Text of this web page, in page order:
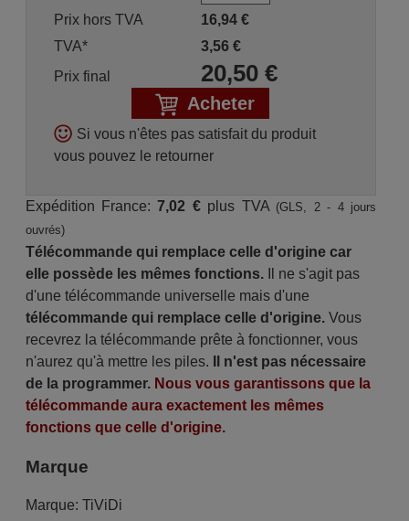
Prix hors TVA
16,94€
TVA*
3,56€
Prix final
20,50€
Acheter
Si vous n'êtes pas satisfait du produit
vous pouvez le retourner
Expédition France:7,02 €plus TVA (GLS, 2 - 4 jours
ouvrés)
Télécommande qui remplace celle d'origine car
elle possède les mêmes fonctions.Il ne s'agit pas
d'une télécommande universelle mais d'une
télécommande qui remplace celle d'origine.Vous
recevrez la télécommande prête à fonctionner, vous
n'aurez qu'à mettre les piles.
Il n'est pas nécessaire
de la programmer. Nous vous garantissons que la
télécommande aura exactement les mêmes
fonctions que celle d'origine.
Marque
Marque: TiViDi